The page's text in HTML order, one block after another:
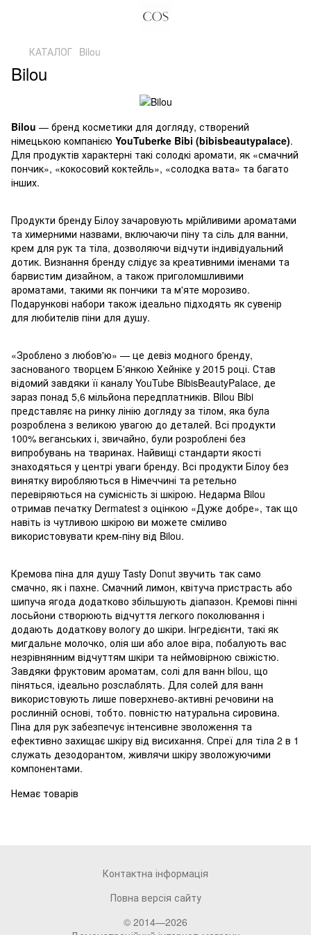
КАТАЛОГ Bilou
Bilou
Bilou — бренд косметики для догляду, створений
німецькою компанією YouTuberke Bibi (bibisbeautypalace).
Для продуктів характерні такі солодкі аромати, як «смачний
пончик», «кокосовий коктейль», «солодка вата» та багато
інших.
Продукти бренду Білоу зачаровують мрійливими ароматами
та химерними назвами, включаючи піну та сіль для ванни,
крем для рук та тіла, дозволяючи відчути індивідуальний
дотик. Визнання бренду слідує за креативними іменами та
барвистим дизайном, а також приголомшливими
ароматами, такими як пончики та м'яте морозиво.
Подарункові набори також ідеально підходять як сувенір
для любителів піни для душу.
«Зроблено з любов'ю» — це девіз модного бренду,
заснованого творцем Б'янкою Хейніке у 2015 році. Став
відомий завдяки її каналу YouTube BibisBeautyPalace, де
зараз понад 5,6 мільйона передплатників. Bilou Bibi
представляє на ринку лінію догляду за тілом, яка була
розроблена з великою увагою до деталей. Всі продукти
100% веганських і, звичайно, були розроблені без
випробувань на тваринах. Найвищі стандарти якості
знаходяться у центрі уваги бренду. Всі продукти Білоу без
винятку виробляються в Німеччині та ретельно
перевіряються на сумісність зі шкірою. Недарма Bilou
отримав печатку Dermatest з оцінкою «Дуже добре», так що
навіть із чутливою шкірою ви можете сміливо
використовувати крем-піну від Bilou.
Кремова піна для душу Tasty Donut звучить так само
смачно, як і пахне. Смачний лимон, квітуча пристрасть або
шипуча ягода додатково збільшують діапазон. Кремові пінні
лосьйони створюють відчуття легкого поколювання і
додають додаткову вологу до шкіри. Інгредієнти, такі як
мигдальне молочко, олія ши або алое віра, побалують вас
незрівнянним відчуттям шкіри та неймовірною свіжістю.
Завдяки фруктовим ароматам, солі для ванн bilou, що
піняться, ідеально розслаблять. Для солей для ванн
використовують лише поверхнево-активні речовини на
рослинній основі, тобто. повністю натуральна сировина.
Піна для рук забезпечує інтенсивне зволоження та
ефективно захищає шкіру від висихання. Спреї для тіла 2 в 1
служать дезодорантом, живлячи шкіру зволожуючими
компонентами.
Немає товарів
Контактна інформація
Повна версія сайту
© 2014—2026